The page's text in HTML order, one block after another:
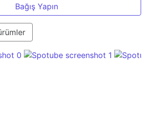
Bağış Yapın